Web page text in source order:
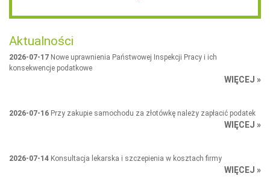
Aktualności
2026-07-17 Nowe uprawnienia Państwowej Inspekcji Pracy i ich
konsekwencje podatkowe
WIĘCEJ »
2026-07-16 Przy zakupie samochodu za złotówkę należy zapłacić podatek
WIĘCEJ »
2026-07-14 Konsultacja lekarska i szczepienia w kosztach firmy
WIĘCEJ »